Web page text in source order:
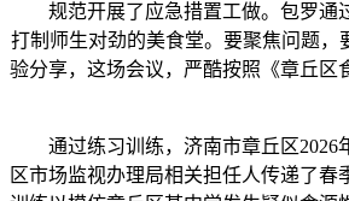
规范开展了应急措置工做。包罗通过
打制师生对劲的美食堂。要聚焦问题
验分享，这场会议，严酷按照《章丘区
通过练习训练，济南市章丘区2026年
区市场监视办理局相关担任人传递了